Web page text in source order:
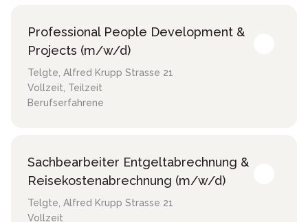
Professional People Development &
Projects (m/w/d)
Telgte, Alfred Krupp Strasse 21
Vollzeit, Teilzeit
Berufserfahrene
Sachbearbeiter Entgeltabrechnung &
Reisekostenabrechnung (m/w/d)
Telgte, Alfred Krupp Strasse 21
Vollzeit